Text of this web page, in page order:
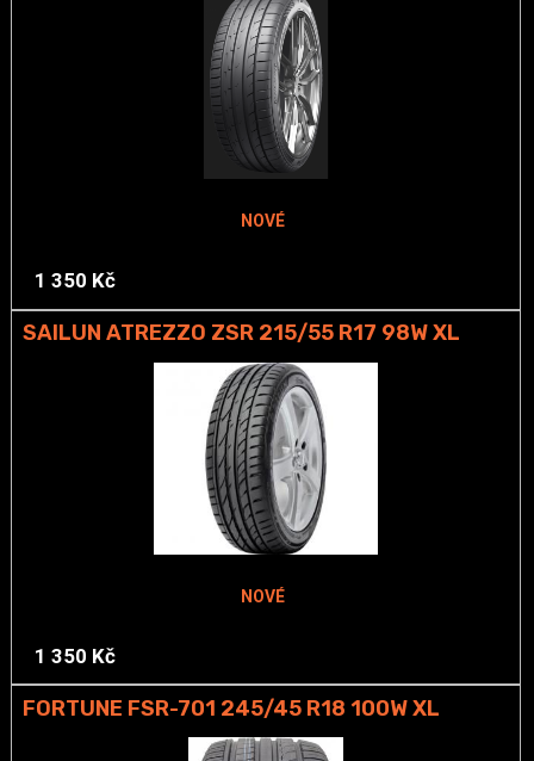
NOVÉ
1 350 Kč
SAILUN ATREZZO ZSR 215/55 R17 98W XL
NOVÉ
1 350 Kč
FORTUNE FSR-701 245/45 R18 100W XL